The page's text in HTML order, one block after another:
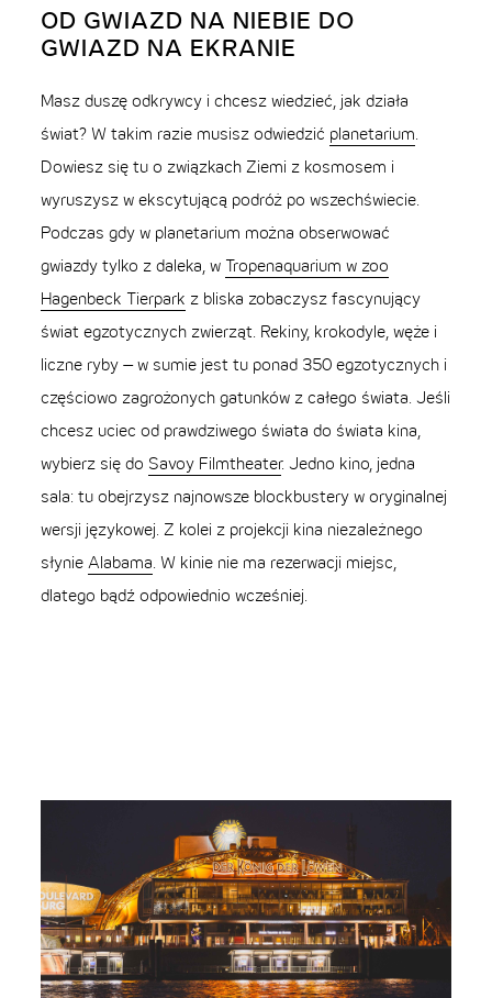
OD GWIAZD NA NIEBIE DO
GWIAZD NA EKRANIE
Masz duszę odkrywcy i chcesz wiedzieć, jak działa
świat? W takim razie musisz odwiedzić planetarium.
Dowiesz się tu o związkach Ziemi z kosmosem i
wyruszysz w ekscytującą podróż po wszechświecie.
Podczas gdy w planetarium można obserwować
gwiazdy tylko z daleka, w Tropenaquarium w zoo
Hagenbeck Tierpark z bliska zobaczysz fascynujący
świat egzotycznych zwierząt. Rekiny, krokodyle, węże i
liczne ryby – w sumie jest tu ponad 350 egzotycznych i
częściowo zagrożonych gatunków z całego świata. Jeśli
chcesz uciec od prawdziwego świata do świata kina,
wybierz się do Savoy Filmtheater. Jedno kino, jedna
sala: tu obejrzysz najnowsze blockbustery w oryginalnej
wersji językowej. Z kolei z projekcji kina niezależnego
słynieAlabama. W kinie nie ma rezerwacji miejsc,
dlatego bądź odpowiednio wcześniej.